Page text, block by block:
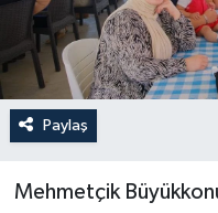
Paylaş
Mehmetçik